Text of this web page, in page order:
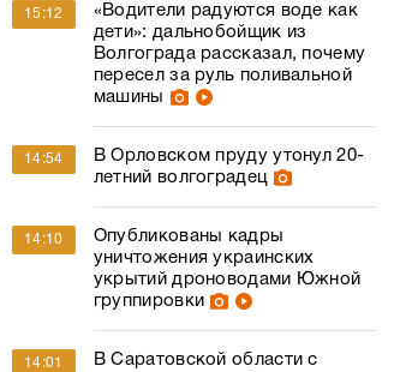
15:12
«Водители радуются воде как
дети»: дальнобойщик из
Волгограда рассказал, почему
пересел за руль поливальной
машины
14:54
В Орловском пруду утонул 20-
летний волгоградец
14:10
Опубликованы кадры
уничтожения украинских
укрытий дроноводами Южной
группировки
14:01
В Саратовской области с